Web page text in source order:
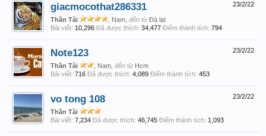
23/2/22
giacmocothat286331
Thần Tài , Nam, đến từ Đà lạt
Bài viết: 10,296 Đã được thích: 34,477 Điểm thành tích: 794
23/2/22
Note123
Thần Tài , Nam, đến từ Hcm
Bài viết: 716 Đã được thích: 4,089 Điểm thành tích: 453
23/2/22
vo tong 108
Thần Tài
Bài viết: 7,234 Đã được thích: 46,745 Điểm thành tích: 1,093